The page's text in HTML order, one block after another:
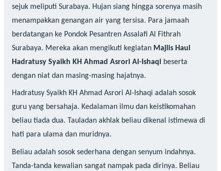
sejuk meliputi Surabaya. Hujan siang hingga sorenya masih
menampakkan genangan air yang tersisa. Para jamaah
berdatangan ke Pondok Pesantren Assalafi Al Fithrah
Surabaya. Mereka akan mengikuti kegiatanMajlis Haul
Hadratusy Syaikh KH Ahmad Asrori Al-Ishaqibeserta
dengan niat dan masing-masing hajatnya.
Hadratusy Syaikh KH Ahmad Asrori Al-Ishaqi adalah sosok
guru yang bersahaja. Kedalaman ilmu dan keistikomahan
beliau tiada dua. Tauladan akhlak beliau dikenal istimewa di
hati para ulama dan muridnya.
Beliau adalah sosok sederhana dengan senyum indahnya.
Tanda-tanda kewalian sangat nampak pada dirinya. Beliau